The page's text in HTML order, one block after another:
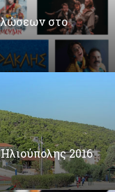
στο
2016